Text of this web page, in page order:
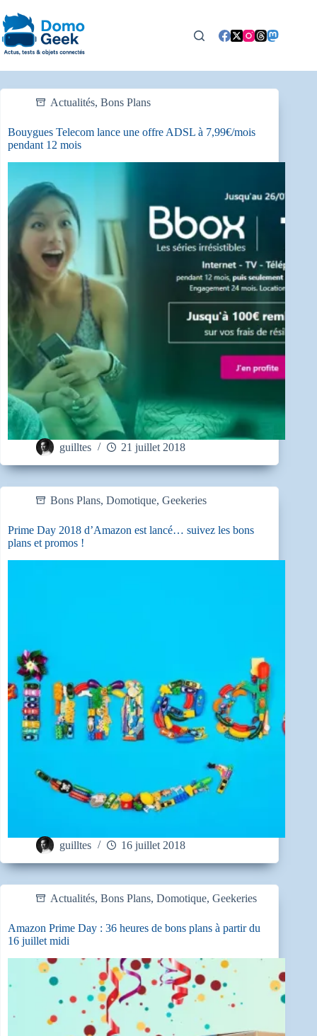
au
contenu
Actualités, Bons Plans
Bouygues Telecom lance une offre ADSL à 7,99€/mois
pendant 12 mois
guilltes 21 juillet 2018
Bons Plans, Domotique, Geekeries
Prime Day 2018 d’Amazon est lancé… suivez les bons
plans et promos !
guilltes 16 juillet 2018
Actualités, Bons Plans, Domotique, Geekeries
Amazon Prime Day : 36 heures de bons plans à partir du
16 juillet midi